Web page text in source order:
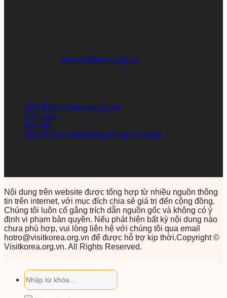
www.visitkorea.org.vn
Giới thiệu visitkorea.org.vn
Lời chào
Bản đồ
Quy tắc bảo mật thông tin người dùng
Nội dung trên website được tổng hợp từ nhiều nguồn thông
tin trên internet, với mục đích chia sẻ giá trị đến cộng đồng.
Chúng tôi luôn cố gắng trích dẫn nguồn gốc và không có ý
định vi phạm bản quyền. Nếu phát hiện bất kỳ nội dung nào
chưa phù hợp, vui lòng liên hệ với chúng tôi qua email
hotro@visitkorea.org.vn để được hỗ trợ kịp thời.Copyright ©
Visitkorea.org.vn. All Rights Reserved.